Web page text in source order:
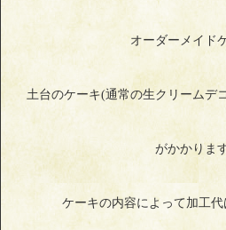
オーダーメイド
土台のケーキ(通常の生クリームデ
がかかります
ケーキの内容によって加工代